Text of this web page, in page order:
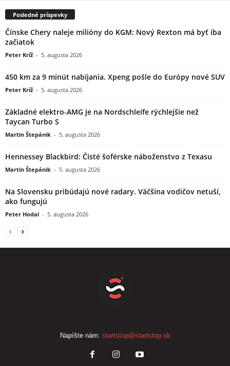
Posledné príspevky
Čínske Chery naleje milióny do KGM: Nový Rexton má byť iba
začiatok
Peter Kríž - 5. augusta 2026
450 km za 9 minút nabíjania. Xpeng pošle do Európy nové SUV
Peter Kríž - 5. augusta 2026
Základné elektro-AMG je na Nordschleife rýchlejšie než
Taycan Turbo S
Martin Štepánik - 5. augusta 2026
Hennessey Blackbird: Čisté šoférske náboženstvo z Texasu
Martin Štepánik - 5. augusta 2026
Na Slovensku pribúdajú nové radary. Väčšina vodičov netuší,
ako fungujú
Peter Hodal - 5. augusta 2026
Napíšte nám: startstop@startstop.sk